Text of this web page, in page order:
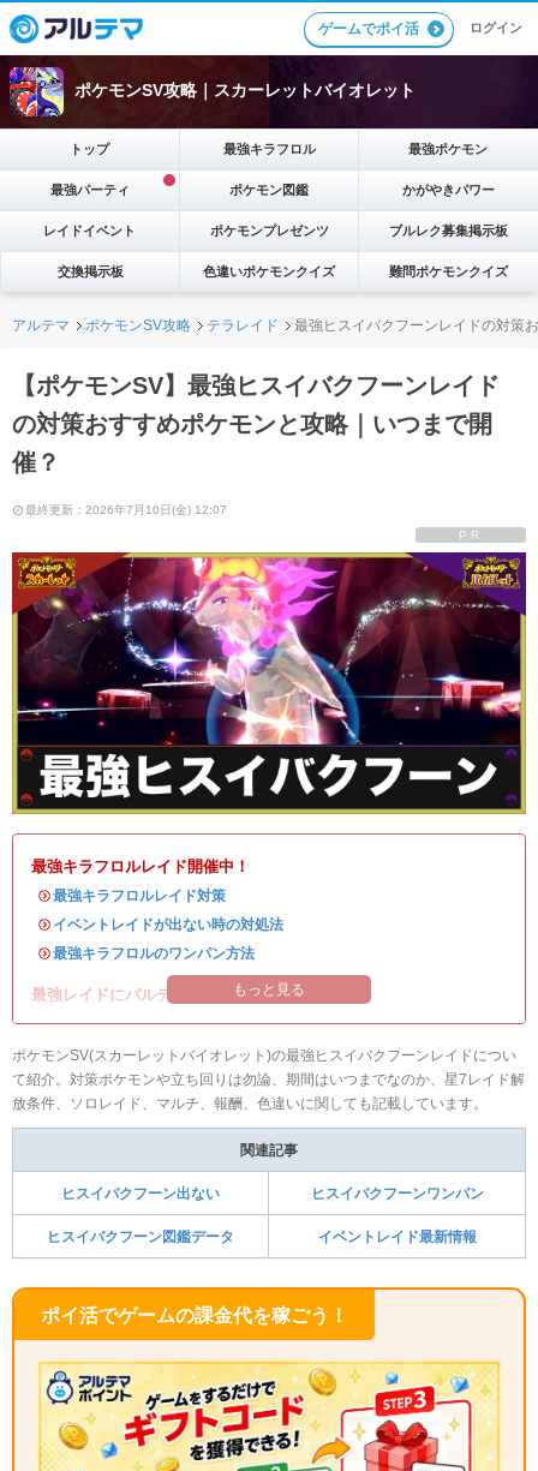
ゲームでポイ活 ログイン
ポケモンSV攻略｜スカーレットバイオレット
トップ 最強キラフロル 最強ポケモン
最強パーティ ポケモン図鑑 かがやきパワー
レイドイベント ポケモンプレゼンツ ブルレク募集掲示板
交換掲示板 色違いポケモンクイズ 難問ポケモンクイズ
アルテマ ポケモンSV攻略 テラレイド 最強ヒスイバクフーンレイドの対策
【ポケモンSV】最強ヒスイバクフーンレイド
の対策おすすめポケモンと攻略｜いつまで開
催？
最終更新：2026年7月10日(金) 12:07
PR
最強キラフロルレイド開催中！
・最強キラフロルレイド対策
・ イベントレイドが出ない時の対処法
・最強キラフロルのワンパン方法
最強レイドにパルデアの強力なポケモンが登場！
もっと見る
ポケモンSV(スカーレットバイオレット)の最強ヒスイバクフーンレイドについ
て紹介。対策ポケモンや立ち回りは勿論、期間はいつまでなのか、星7レイド解
放条件、ソロレイド、マルチ、報酬、色違いに関しても記載しています。
関連記事
ヒスイバクフーン出ない ヒスイバクフーンワンパン
ヒスイバクフーン図鑑データ イベントレイド最新情報
ポイ活でゲームの課金代を稼ごう！